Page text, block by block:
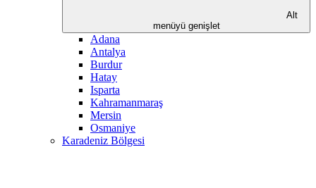
Alt
menüyü genişlet
Adana
Antalya
Burdur
Hatay
Isparta
Kahramanmaraş
Mersin
Osmaniye
Karadeniz Bölgesi